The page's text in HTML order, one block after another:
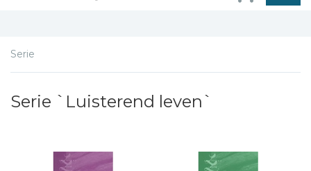
Serie
Serie `Luisterend leven`